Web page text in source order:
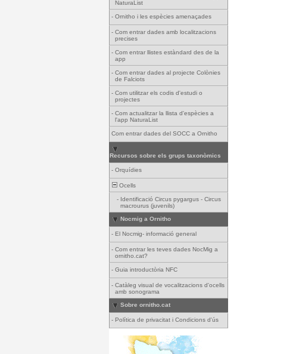
NaturaList
- Ornitho i les espècies amenaçades
- Com entrar dades amb localitzacions
precises
- Com entrar llistes estàndard des de la
app
- Com entrar dades al projecte Colònies
de Falciots
- Com utilitzar els codis d'estudi o
projectes
- Com actualitzar la llista d'espècies a
l'app NaturaList
Com entrar dades del SOCC a Ornitho
Recursos sobre els grups taxonòmics
- Orquídies
Ocells
- Identificació Circus pygargus - Circus
macrourus (juvenils)
Nocmig a Ornitho
- El Nocmig- informació general
- Com entrar les teves dades NocMig a
ornitho.cat?
- Guia introductòria NFC
- Catàleg visual de vocalitzacions d'ocells
amb sonograma
Sobre ornitho.cat
- Política de privacitat i Condicions d'ús